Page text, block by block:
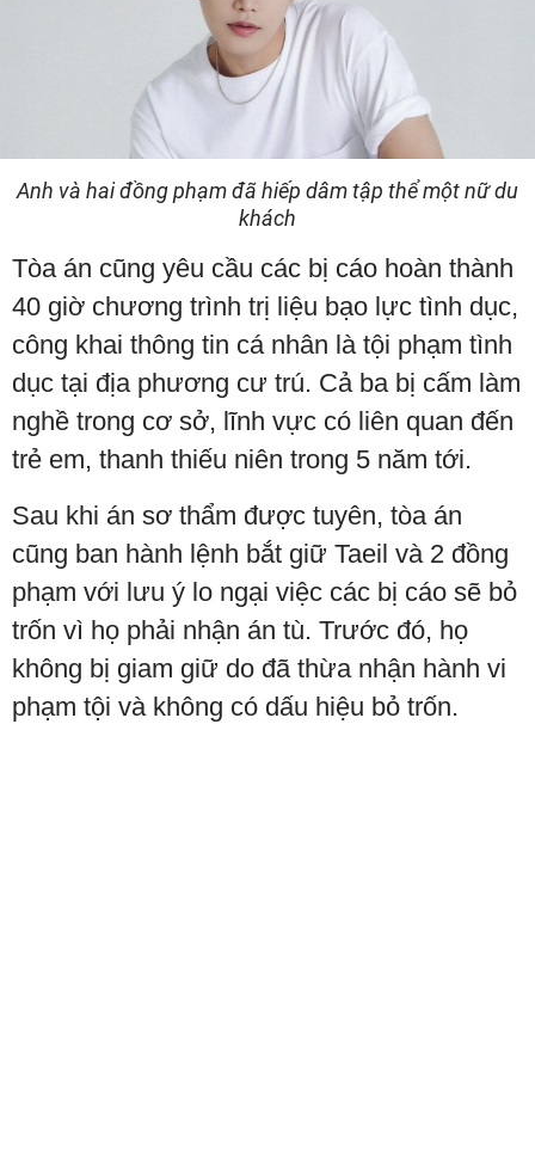
Anh và hai đồng phạm đã hiếp dâm tập thể một nữ du
khách
Tòa án cũng yêu cầu các bị cáo hoàn thành
40 giờ chương trình trị liệu bạo lực tình dục,
công khai thông tin cá nhân là tội phạm tình
dục tại địa phương cư trú. Cả ba bị cấm làm
nghề trong cơ sở, lĩnh vực có liên quan đến
trẻ em, thanh thiếu niên trong 5 năm tới.
Sau khi án sơ thẩm được tuyên, tòa án
cũng ban hành lệnh bắt giữ Taeil và 2 đồng
phạm với lưu ý lo ngại việc các bị cáo sẽ bỏ
trốn vì họ phải nhận án tù. Trước đó, họ
không bị giam giữ do đã thừa nhận hành vi
phạm tội và không có dấu hiệu bỏ trốn.